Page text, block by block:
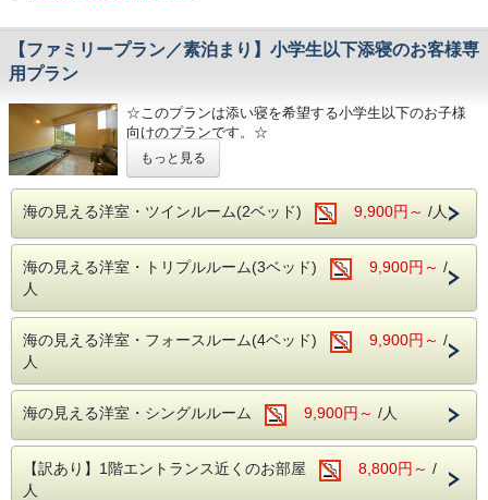
飲物持込みOK（共用冷蔵庫・電子レンジあり）
◆アクセス
時のみ）
海で遊び、美味しい食事を味わい、温泉で癒される。
伊豆ならではの贅沢な休日をお楽しみください。
◆おすすめの追加メニュー（税抜表記）
・伊勢エビ・あわび入り海鮮舟盛り（６，５００円/人）
（以上は２名様より承ります。）
０円～）
※入荷状況によりお断りすることもございます。ご了承下さ
い。
※大人・子供に関係なくベット使用数で、お部屋をお選びく
ださい。
【例】ツインルーム→大人２名・幼児（ベッドなし）１名な
ど・・・
トリプルルーム→大人２名・小学生１名・幼児１名（ベッド
なし）など・・・
※入荷状況によりお断りすることもございます。ご了承下さ
い。
用いただけます。
※閑散期は、いずれか1か所の稼働となる場合がございま
◆館内設備
鏡張りのレンタルスタジオ利用（ミニキッチン付）
１時間２，０００円（税別）
当館には、バレエ用バー・ヨガマット・体操用ホッピングマ
ットなど、豊富な設備を完備した、併設のレンタルスタジオ
がございます。
ヨガやダンス、撮影など様々な用途にご利用いただけます。
※キッズルーム・卓球場は無料でご利用頂けます。
・今井浜海岸まで車で３分
・体感型動物園ｉＺｏｏ（イズー）まで車で１５分
・伊豆アニマルキングダムまで車で２５分
・河津七滝まで車で２５分
・下田海中水族館まで車４０分
【ファミリープラン／素泊まり】小学生以下添寝のお客様専
用プラン
☆このプランは添い寝を希望する小学生以下のお子様
向けのプランです。☆
【重要：ご予約前に確認ください】
ご家族連れにおススメの小学生・未就学児のお子様が
添い寝でご宿泊頂けるプランです。
※小学生の添い寝可能なプランは、こちらのプランの
みとなります。
ベッドをご利用の小学生以下のお子様は、小学生また
〈上記料金が発生する場合〉小学生以下のお子様が“客
室の定員を超えて”ご予約される場合に適用されます。
なお、客室定員の範囲内でご予約されるお子様につき
ましては添い寝料金は適用されず、大人と同様に通常
の宿泊料金を頂戴いたします。
詳しくは下記の【ご予約例１～３】を参考にしてくだ
もっと見る
海の見える洋室・ツインルーム(2ベッド) 9,900円～ /人
海の見える洋室・トリプルルーム(3ベッド) 9,900円～ /
人
海の見える洋室・フォースルーム(4ベッド) 9,900円～ /
人
海の見える洋室・シングルルーム 9,900円～ /人
【訳あり】1階エントランス近くのお部屋 8,800円～ /
人